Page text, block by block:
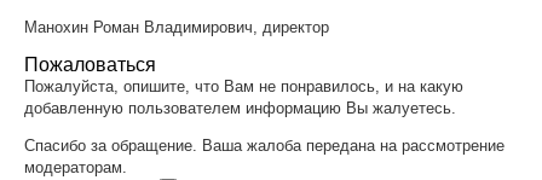
Манохин Роман Владимирович, директор
Пожаловаться
Пожалуйста, опишите, что Вам не понравилось, и на какую
добавленную пользователем информацию Вы жалуетесь.
Спасибо за обращение. Ваша жалоба передана на рассмотрение
модераторам.